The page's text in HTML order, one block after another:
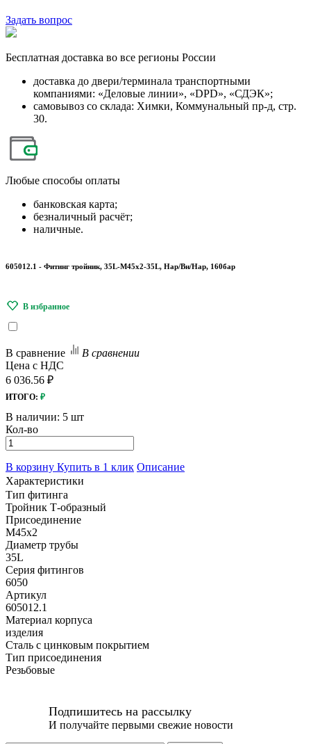
Задать вопрос
Бесплатная доставка во все регионы России
доставка до двери/терминала транспортными
компаниями: «Деловые линии», «DPD», «СДЭК»;
самовывоз со склада: Химки, Коммунальный пр-д, стр.
30.
Любые способы оплаты
банковская карта;
безналичный расчёт;
наличные.
605012.1 - Фитинг тройник, 35L-М45х2-35L, Нар/Вн/Нар, 160бар
В сравнение
В сравнении
Цена с НДС
6 036.56 ₽
ИТОГО: ₽
В наличии: 5 шт
Кол-во
В корзину Купить в 1 клик Описание
Характеристики
Тип фитинга
Тройник Т-образный
Присоединение
M45х2
Диаметр трубы
35L
Серия фитингов
6050
Артикул
605012.1
Материал корпуса
изделия
Сталь с цинковым покрытием
Тип присоединения
Резьбовые
Подпишитесь на рассылку
И получайте первыми свежие новости